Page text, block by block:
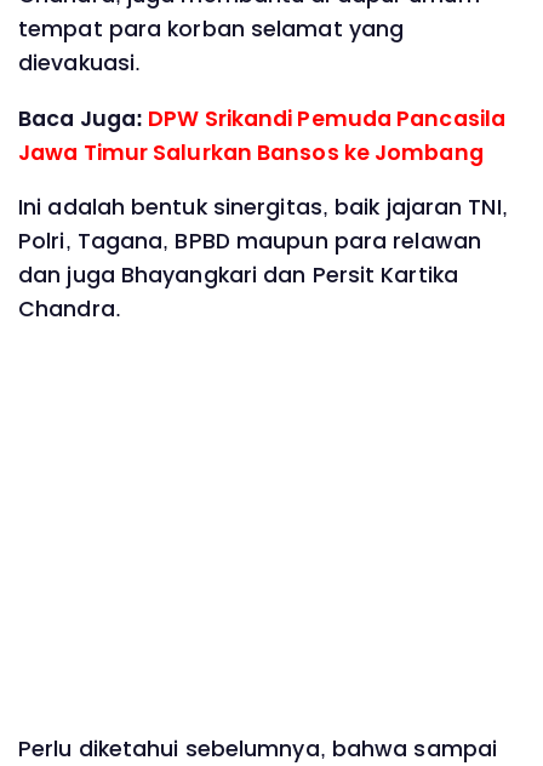
tempat para korban selamat yang
dievakuasi.
Baca Juga: DPW Srikandi Pemuda Pancasila
Jawa Timur Salurkan Bansos ke Jombang
Ini adalah bentuk sinergitas, baik jajaran TNI,
Polri, Tagana, BPBD maupun para relawan
dan juga Bhayangkari dan Persit Kartika
Chandra.
Perlu diketahui sebelumnya, bahwa sampai